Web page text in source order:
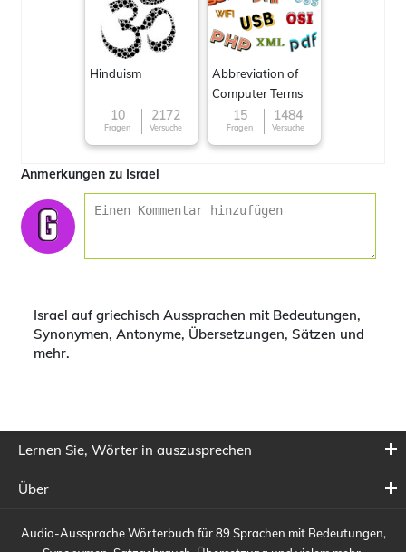
Hinduism
10
Fragen
2172
Versuche
Abbreviation of
Computer Terms
15
Fragen
1484
Versuche
Anmerkungen zu Israel
Israel auf griechisch Aussprachen mit Bedeutungen,
Synonymen, Antonyme, Übersetzungen, Sätzen und
mehr.
Lernen Sie, Wörter in auszusprechen
Über
Audio-Aussprache Wörterbuch für 89 Sprachen mit Bedeutungen,